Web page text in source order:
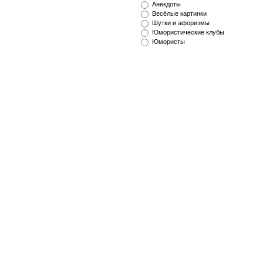
Анекдоты
Весёлые картинки
Шутки и афоризмы
Юмористические клубы
Юмористы